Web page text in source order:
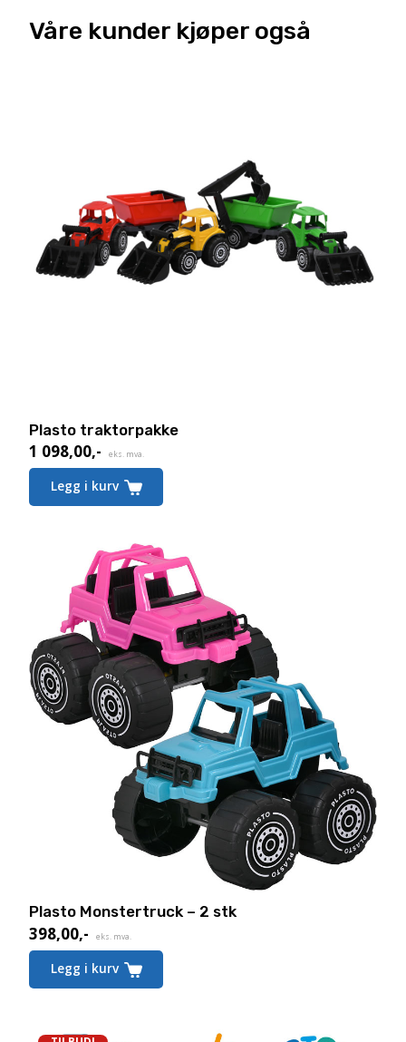
Våre kunder kjøper også
Plasto traktorpakke
1 098,00,- eks. mva.
Legg i kurv
Plasto Monstertruck – 2 stk
398,00,- eks. mva.
Legg i kurv